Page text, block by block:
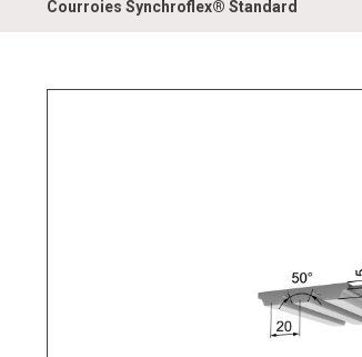
Courroies Synchroflex® Standard